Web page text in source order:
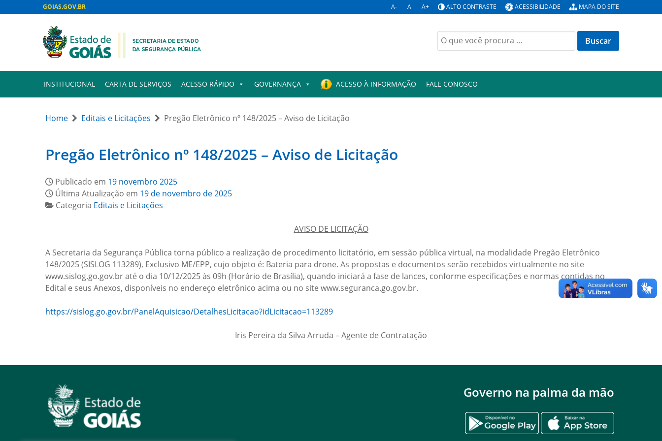
GOIAS.GOV.BR A- A A+ ALTO CONTRASTE ACESSIBILIDADE MAPA DO SITE
Buscar
por:
INSTITUCIONAL CARTA DE SERVIÇOS ACESSO RÁPIDO GOVERNANÇA ACESSO À INFORMAÇÃO FALE CONOSCO
Home Editais e Licitações Pregão Eletrônico nº 148/2025 – Aviso de Licitação
Pregão Eletrônico nº 148/2025 – Aviso de Licitação
Publicado em 19 novembro 2025
Última Atualização em 19 de novembro de 2025
Categoria Editais e Licitações
AVISO DE LICITAÇÃO
A Secretaria da Segurança Pública torna público a realização de procedimento licitatório, em sessão pública virtual, na modalidade Pregão Eletrônico
148/2025 (SISLOG 113289), Exclusivo ME/EPP, cujo objeto é: Bateria para drone. As propostas e documentos serão recebidos virtualmente no site
www.sislog.go.gov.br até o dia 10/12/2025 às 09h (Horário de Brasília), quando iniciará a fase de lances, conforme especificações e normas contidas no
Edital e seus Anexos, disponíveis no endereço eletrônico acima ou no site www.seguranca.go.gov.br.
https://sislog.go.gov.br/PanelAquisicao/DetalhesLicitacao?idLicitacao=113289
Iris Pereira da Silva Arruda – Agente de Contratação
Governo na palma da mão